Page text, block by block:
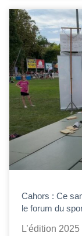
Cahors : Ce
le forum du
L’édition